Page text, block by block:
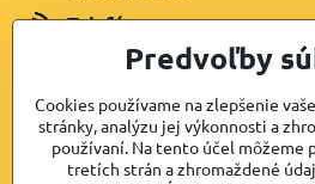
Telefón
+421 47 4399872
lipovany@dkn.sk
Facebook
Predvoľby
Cookies používame na zlepšenie
stránky, analýzu jej výkonnosti a
používaní. Na tento účel môžeme
tretích strán a zhromaždené